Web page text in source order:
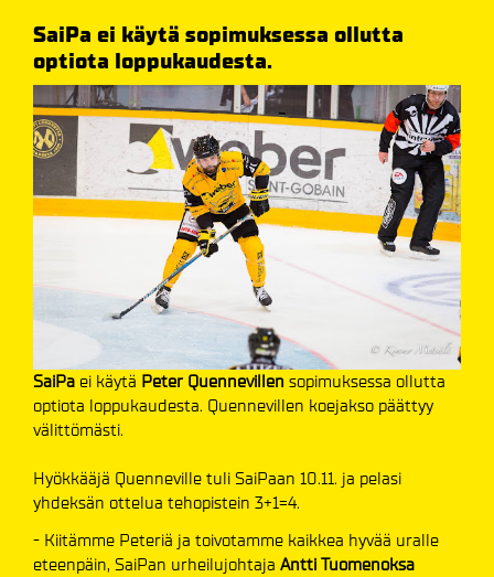
SaiPa ei käytä sopimuksessa ollutta
optiota loppukaudesta.
SaiPa ei käytä Peter Quennevillen sopimuksessa ollutta
optiota loppukaudesta. Quennevillen koejakso päättyy
välittömästi.
Hyökkääjä Quenneville tuli SaiPaan 10.11. ja pelasi
yhdeksän ottelua tehopistein 3+1=4.
- Kiitämme Peteriä ja toivotamme kaikkea hyvää uralle
eteenpäin, SaiPan urheilujohtaja Antti Tuomenoksa